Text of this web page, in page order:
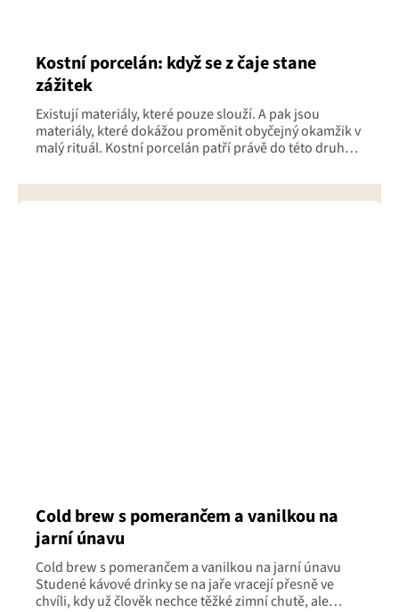
Kostní porcelán: když se z čaje stane
zážitek
Existují materiály, které pouze slouží. A pak jsou
materiály, které dokážou proměnit obyčejný okamžik v
malý rituál. Kostní porcelán patří právě do této druhé
Cold brew s pomerančem a vanilkou na
jarní únavu
Cold brew s pomerančem a vanilkou na jarní únavu
Studené kávové drinky se na jaře vracejí přesně ve
chvíli, kdy už člověk nechce těžké zimní chutě, ale